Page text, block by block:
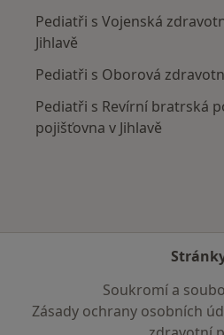
Pediatři s Vojenská
Jihlavě
Pediatři s Oborová
Pediatři s Revírní bratrská
pojišťovna v Jihlavě
Soukromí a
Zásady ochrany osobních